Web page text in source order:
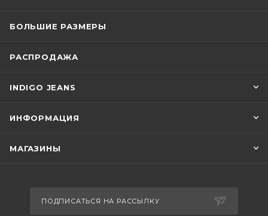
БОЛЬШИЕ РАЗМЕРЫ
РАСПРОДАЖА
INDIGO JEANS
ИНФОРМАЦИЯ
МАГАЗИНЫ
ПОДПИСАТЬСЯ НА РАССЫЛКУ